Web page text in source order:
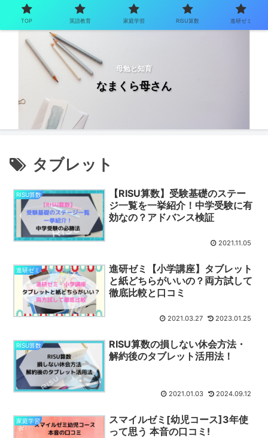
母勉と知育
なまくら母さん
タブレット
RISU算数
【RISU算数】受験基礎のステー
ジ一覧を一挙紹介！中学受験に有
効なの？アドバンス検証
2021.11.05
進研ゼミ
進研ゼミ【小学講座】タブレット
と紙どちらがいいの？両方試して
徹底比較と口コミ
2021.03.27 2023.01.25
RISU算数
RISU算数の損しない休会方法・
解約後のタブレット活用法！
2021.01.03 2024.09.12
家庭学習
スマイルゼミ[幼児コース]3年使
って思う 本音の口コミ!
TOP 英語教育 家庭学習 RISU算数 進研ゼミ